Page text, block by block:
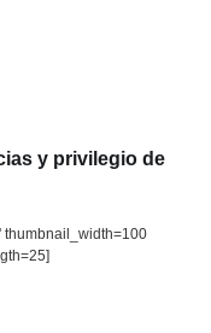
y privilegio de
thumbnail_width=100